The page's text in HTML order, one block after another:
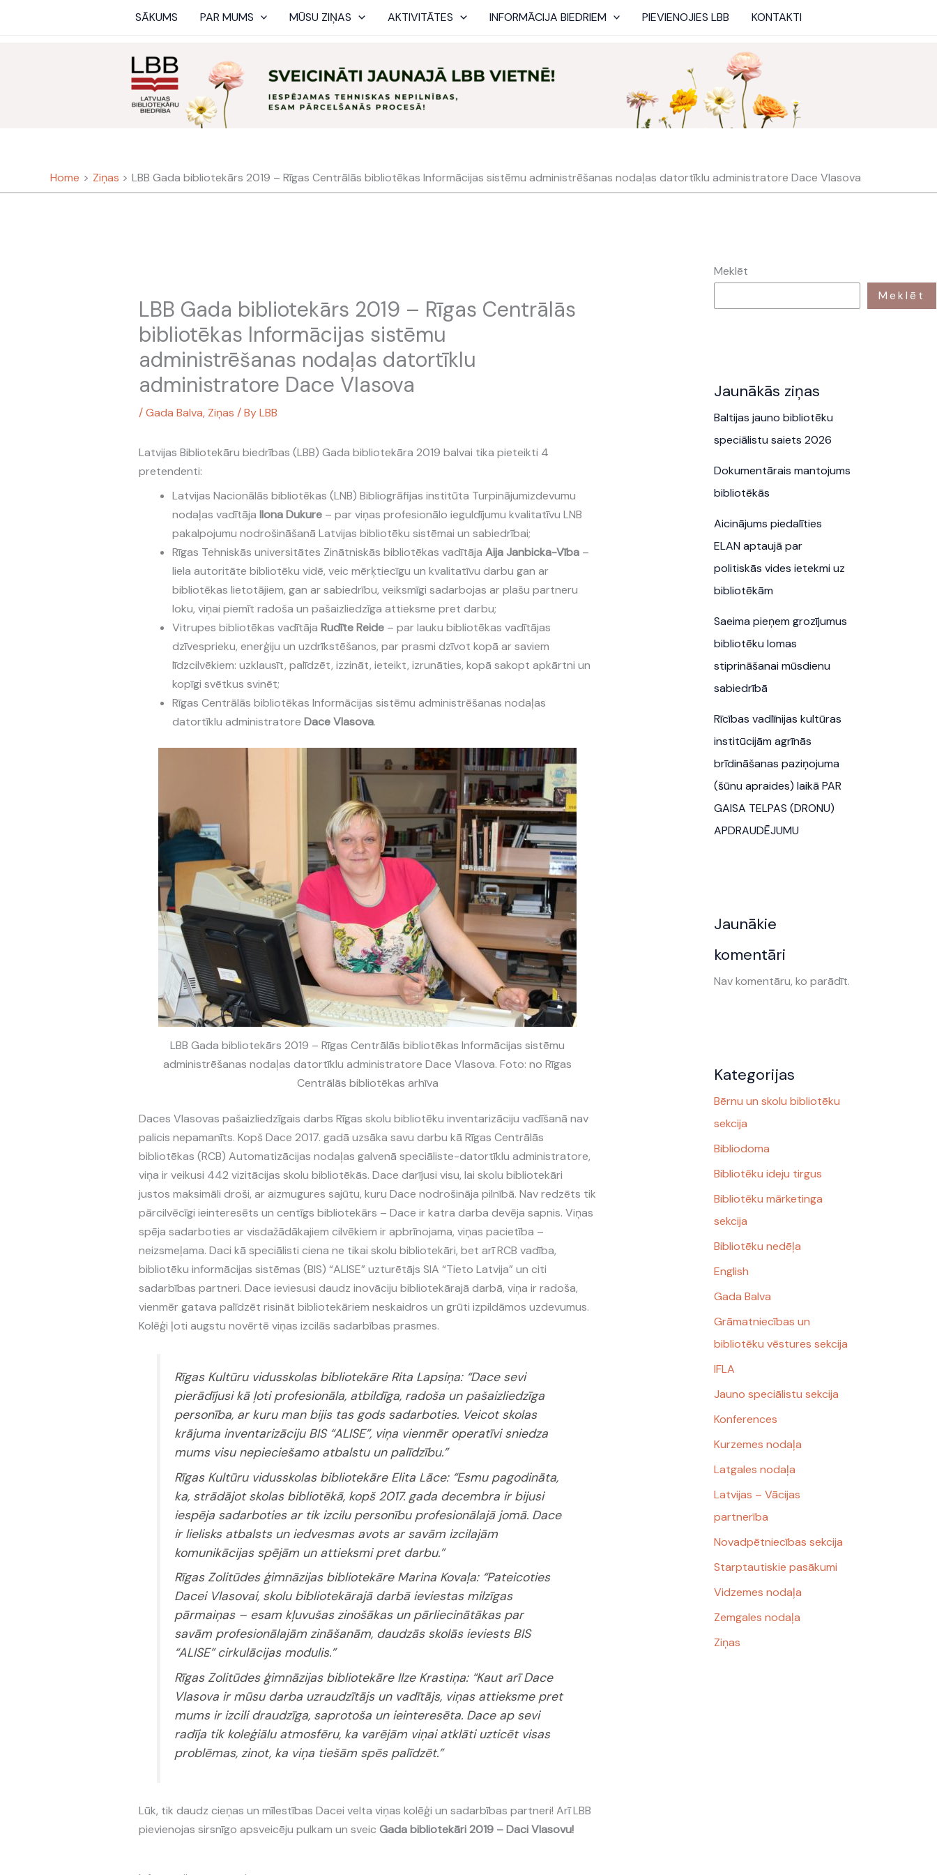
SĀKUMS PAR MUMS MŪSU ZIŅAS AKTIVITĀTES INFORMĀCIJA BIEDRIEM PIEVIENOJIES LBB KONTAKTI
Home Ziņas LBB Gada bibliotekārs 2019 – Rīgas Centrālās bibliotēkas Informācijas sistēmu administrēšanas nodaļas datortīklu administratore Dace Vlasova
LBB Gada bibliotekārs 2019 – Rīgas Centrālās
bibliotēkas Informācijas sistēmu
administrēšanas nodaļas datortīklu
administratore Dace Vlasova
/Gada Balva, Ziņas / ByLBB
Latvijas Bibliotekāru biedrības (LBB) Gada bibliotekāra 2019 balvai tika pieteikti 4
pretendenti:
Latvijas Nacionālās bibliotēkas (LNB) Bibliogrāfijas institūta Turpinājumizdevumu
nodaļas vadītāja Ilona Dukure – par viņas profesionālo ieguldījumu kvalitatīvu LNB
pakalpojumu nodrošināšanā Latvijas bibliotēku sistēmai un sabiedrībai;
Rīgas Tehniskās universitātes Zinātniskās bibliotēkas vadītāja Aija Janbicka-Vība –
liela autoritāte bibliotēku vidē, veic mērķtiecīgu un kvalitatīvu darbu gan ar
bibliotēkas lietotājiem, gan ar sabiedrību, veiksmīgi sadarbojas ar plašu partneru
loku, viņai piemīt radoša un pašaizliedzīga attieksme pret darbu;
Vitrupes bibliotēkas vadītāja Rudīte Reide – par lauku bibliotēkas vadītājas
dzīvesprieku, enerģiju un uzdrīkstēšanos, par prasmi dzīvot kopā ar saviem
līdzcilvēkiem: uzklausīt, palīdzēt, izzināt, ieteikt, izrunāties, kopā sakopt apkārtni un
kopīgi svētkus svinēt;
Rīgas Centrālās bibliotēkas Informācijas sistēmu administrēšanas nodaļas
datortīklu administratore Dace Vlasova.
LBB Gada bibliotekārs 2019 – Rīgas Centrālās bibliotēkas Informācijas sistēmu
administrēšanas nodaļas datortīklu administratore Dace Vlasova. Foto: no Rīgas
Centrālās bibliotēkas arhīva
Daces Vlasovas pašaizliedzīgais darbs Rīgas skolu bibliotēku inventarizāciju vadīšanā nav
palicis nepamanīts. Kopš Dace 2017. gadā uzsāka savu darbu kā Rīgas Centrālās
bibliotēkas (RCB) Automatizācijas nodaļas galvenā speciāliste-datortīklu administratore,
viņa ir veikusi 442 vizitācijas skolu bibliotēkās. Dace darījusi visu, lai skolu bibliotekāri
justos maksimāli droši, ar aizmugures sajūtu, kuru Dace nodrošināja pilnībā. Nav redzēts tik
pārcilvēcīgi ieinteresēts un centīgs bibliotekārs – Dace ir katra darba devēja sapnis. Viņas
spēja sadarboties ar visdažādākajiem cilvēkiem ir apbrīnojama, viņas pacietība –
neizsmeļama. Daci kā speciālisti ciena ne tikai skolu bibliotekāri, bet arī RCB vadība,
bibliotēku informācijas sistēmas (BIS) “ALISE” uzturētājs SIA “Tieto Latvija” un citi
sadarbības partneri. Dace ieviesusi daudz inovāciju bibliotekārajā darbā, viņa ir radoša,
vienmēr gatava palīdzēt risināt bibliotekāriem neskaidros un grūti izpildāmos uzdevumus.
Kolēģi ļoti augstu novērtē viņas izcilās sadarbības prasmes.
Rīgas Kultūru vidusskolas bibliotekāre Rita Lapsiņa: “Dace sevi
pierādījusi kā ļoti profesionāla, atbildīga, radoša un pašaizliedzīga
personība, ar kuru man bijis tas gods sadarboties. Veicot skolas
krājuma inventarizāciju BIS “ALISE”, viņa vienmēr operatīvi sniedza
mums visu nepieciešamo atbalstu un palīdzību.”
Rīgas Kultūru vidusskolas bibliotekāre Elita Lāce: “Esmu pagodināta,
ka, strādājot skolas bibliotēkā, kopš 2017. gada decembra ir bijusi
iespēja sadarboties ar tik izcilu personību profesionālajā jomā. Dace
ir lielisks atbalsts un iedvesmas avots ar savām izcilajām
komunikācijas spējām un attieksmi pret darbu.”
Rīgas Zolitūdes ģimnāzijas bibliotekāre Marina Kovaļa: “Pateicoties
Dacei Vlasovai, skolu bibliotekārajā darbā ieviestas milzīgas
pārmaiņas – esam kļuvušas zinošākas un pārliecinātākas par
savām profesionālajām zināšanām, daudzās skolās ieviests BIS
“ALISE” cirkulācijas modulis.”
Rīgas Zolitūdes ģimnāzijas bibliotekāre Ilze Krastiņa: “Kaut arī Dace
Vlasova ir mūsu darba uzraudzītājs un vadītājs, viņas attieksme pret
mums ir izcili draudzīga, saprotoša un ieinteresēta. Dace ap sevi
radīja tik koleģiālu atmosfēru, ka varējām viņai atklāti uzticēt visas
problēmas, zinot, ka viņa tiešām spēs palīdzēt.”
Lūk, tik daudz cieņas un mīlestības Dacei velta viņas kolēģi un sadarbības partneri! Arī LBB
pievienojas sirsnīgo apsveicēju pulkam un sveic Gada bibliotekāri 2019 – Daci Vlasovu!
Meklēt
Meklēt
Jaunākās ziņas
Baltijas jauno bibliotēku
speciālistu saiets 2026
Dokumentārais mantojums
bibliotēkās
Aicinājums piedalīties
ELAN aptaujā par
politiskās vides ietekmi uz
bibliotēkām
Saeima pieņem grozījumus
bibliotēku lomas
stiprināšanai mūsdienu
sabiedrībā
Rīcības vadlīnijas kultūras
institūcijām agrīnās
brīdināšanas paziņojuma
(šūnu apraides) laikā PAR
GAISA TELPAS (DRONU)
APDRAUDĒJUMU
Jaunākie
komentāri
Nav komentāru, ko parādīt.
Kategorijas
Bērnu un skolu bibliotēku
sekcija
Bibliodoma
Bibliotēku ideju tirgus
Bibliotēku mārketinga
sekcija
Bibliotēku nedēļa
English
Gada Balva
Grāmatniecības un
bibliotēku vēstures sekcija
IFLA
Jauno speciālistu sekcija
Konferences
Kurzemes nodaļa
Latgales nodaļa
Latvijas – Vācijas
partnerība
Novadpētniecības sekcija
Starptautiskie pasākumi
Vidzemes nodaļa
Zemgales nodaļa
Ziņas